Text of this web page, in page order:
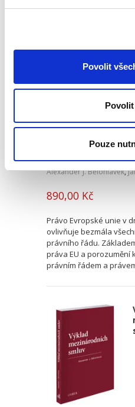
Povolit
Pouze
podmínky jeho vydání,
Alexander J. Bělohlávek,
890,00 Kč
Právo Evropské unie v
ovlivňuje bezmála
právního řádu.
práva EU a porozumění
právním řádem a